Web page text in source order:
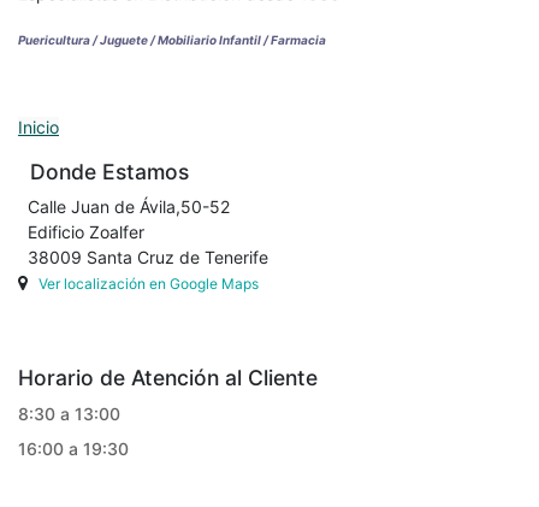
Puericultura / Juguete / Mobiliario Infantil / Farmacia
Inicio
Donde Estamos
Calle Juan de Ávila,50-52
Edificio Zoalfer
38009 Santa Cruz de Tenerife
Ver localización en Google Maps
Horario de Atención al Cliente
8:30 a 13:00
16:00 a 19:30